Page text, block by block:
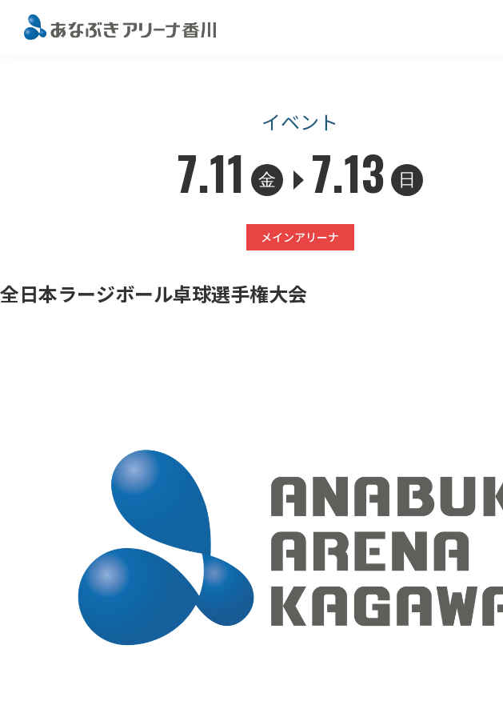
イベント
7.11 金 7.13 日
メインアリーナ
全日本ラージボール卓球選手権大会